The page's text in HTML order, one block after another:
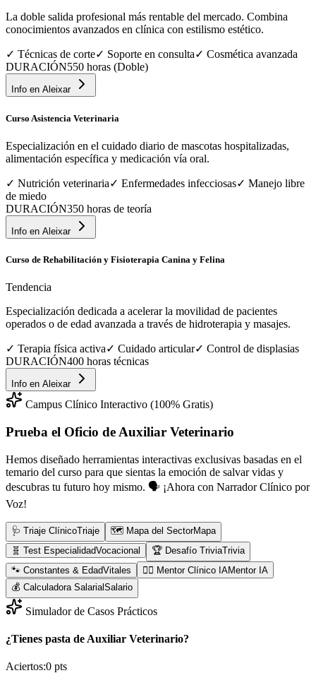
La doble salida profesional más rentable del mercado. Combina
conocimientos avanzados en clínica con estilismo estético.
✓ Técnicas de corte✓ Soporte en consulta✓ Cosmética avanzada
DURACIÓN550 horas (Doble)
Info en Aleixar
Curso Asistencia Veterinaria
Especialización en el cuidado diario de mascotas hospitalizadas,
alimentación específica y medicación vía oral.
✓ Nutrición veterinaria✓ Enfermedades infecciosas✓ Manejo libre
de miedo
DURACIÓN350 horas de teoría
Info en Aleixar
Curso de Rehabilitación y Fisioterapia Canina y Felina
Tendencia
Especialización dedicada a acelerar la movilidad de pacientes
operados o de edad avanzada a través de hidroterapia y masajes.
✓ Terapia física activa✓ Cuidado articular✓ Control de displasias
DURACIÓN400 horas técnicas
Info en Aleixar
Campus Clínico Interactivo (100% Gratis)
Prueba el Oficio de Auxiliar Veterinario
Hemos diseñado herramientas interactivas exclusivas basadas en el
temario del curso para que sientas la emoción de salvar vidas y
descubras tu futuro hoy mismo. 🗣️ ¡Ahora con Narrador Clínico por
Voz!
🩺 Triaje ClínicoTriaje 🗺️ Mapa del SectorMapa
🧬 Test EspecialidadVocacional 🏆 Desafío TriviaTrivia
🐾 Constantes & EdadVitales 👨‍⚕️ Mentor Clínico IAMentor IA
💰 Calculadora SalarialSalario
Simulador de Casos Prácticos
¿Tienes pasta de Auxiliar Veterinario?
Aciertos:0 pts